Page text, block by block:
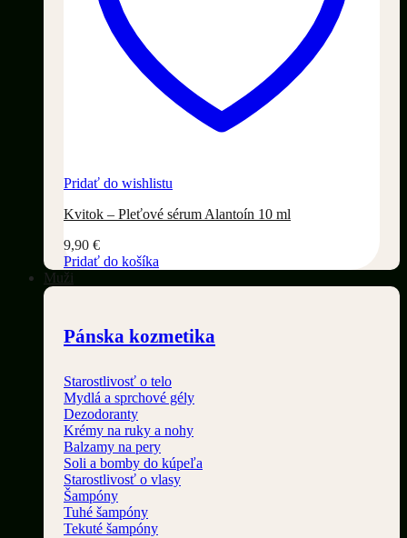
Pridať do wishlistu
Kvitok – Pleťové sérum Alantoín 10 ml
9,90 €
Pridať do košíka
Muži
Pánska kozmetika
Starostlivosť o telo
Mydlá a sprchové gély
Dezodoranty
Krémy na ruky a nohy
Balzamy na pery
Soli a bomby do kúpeľa
Starostlivosť o vlasy
Šampóny
Tuhé šampóny
Tekuté šampóny